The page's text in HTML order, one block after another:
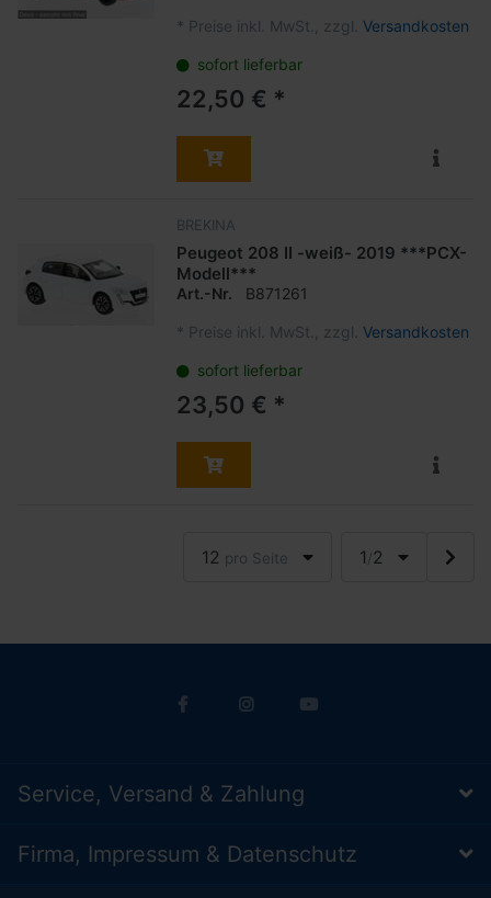
* Preise inkl. MwSt., zzgl. Versandkosten
sofort lieferbar
22,50 € *
BREKINA
Peugeot 208 II -weiß- 2019 ***PCX-
Modell***
Art.-Nr. B871261
* Preise inkl. MwSt., zzgl. Versandkosten
sofort lieferbar
23,50 € *
12 pro Seite 1/2
Service, Versand & Zahlung
Firma, Impressum & Datenschutz